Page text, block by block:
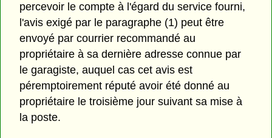
percevoir le compte à l'égard du service fourni,
l'avis exigé par le paragraphe (1) peut être
envoyé par courrier recommandé au
propriétaire à sa dernière adresse connue par
le garagiste, auquel cas cet avis est
péremptoirement réputé avoir été donné au
propriétaire le troisième jour suivant sa mise à
la poste.